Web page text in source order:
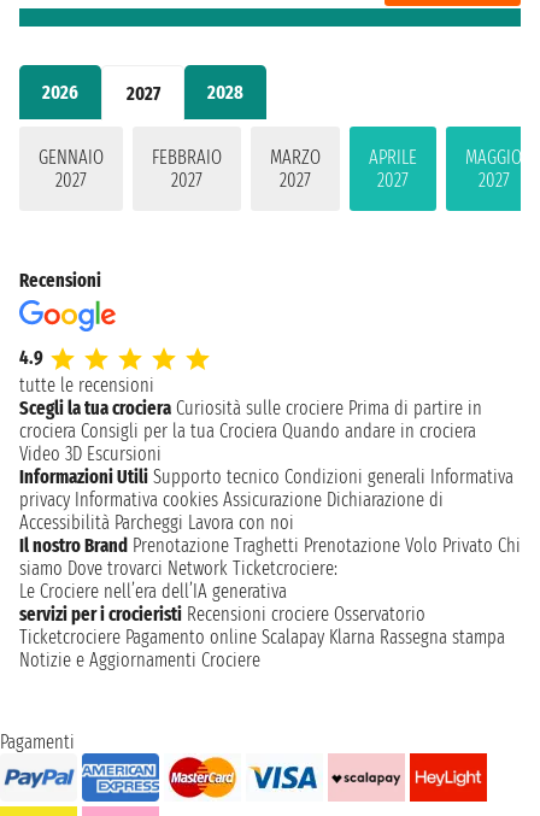
2026 2027 2028
GENNAIO
2027
FEBBRAIO
2027
MARZO
2027
APRILE
2027
MAGGIO
2027
Recensioni
4.9
tutte le recensioni
Scegli la tua crociera Curiosità sulle crociere Prima di partire in
crociera Consigli per la tua Crociera Quando andare in crociera
Video 3D Escursioni
Informazioni Utili Supporto tecnico Condizioni generali Informativa
privacy Informativa cookies Assicurazione Dichiarazione di
Accessibilità Parcheggi Lavora con noi
Il nostro Brand Prenotazione Traghetti Prenotazione Volo Privato Chi
siamo Dove trovarci Network Ticketcrociere:
Le Crociere nell’era dell’IA generativa
servizi per i crocieristi Recensioni crociere Osservatorio
Ticketcrociere Pagamento online Scalapay Klarna Rassegna stampa
Notizie e Aggiornamenti Crociere
Pagamenti